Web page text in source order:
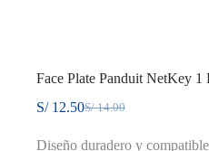
Face Plate Panduit NetKey 1
S/14.00
El
original
S/12.50El
actual
Diseño duradero y